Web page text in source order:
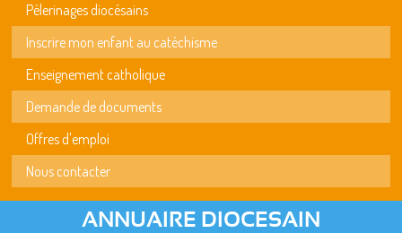
Pèlerinages diocésains
Inscrire mon enfant au catéchisme
Enseignement catholique
Demande de documents
Offres d'emploi
Nous contacter
ANNUAIRE DIOCESAIN